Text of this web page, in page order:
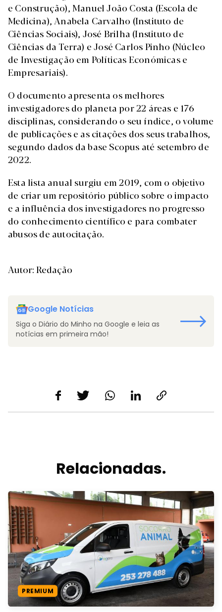
e Construção), Manuel João Costa (Escola de
Medicina), Anabela Carvalho (Instituto de
Ciências Sociais), José Brilha (Instituto de
Ciências da Terra) e José Carlos Pinho (Núcleo
de Investigação em Políticas Económicas e
Empresariais).
O documento apresenta os melhores
investigadores do planeta por 22 áreas e 176
disciplinas, considerando o seu índice, o volume
de publicações e as citações dos seus trabalhos,
segundo dados da base Scopus até setembro de
2022.
Esta lista anual surgiu em 2019, com o objetivo
de criar um repositório público sobre o impacto
e a influência dos investigadores no progresso
do conhecimento científico e para combater
abusos de autocitação.
Autor: Redação
Google Notícias
Siga o Diário do Minho na Google e leia as
notícias em primeira mão!
Relacionadas.
PREMIUM